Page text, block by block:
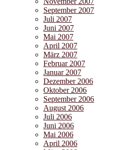
September 2007
Juli 2007
Juni 2007
Mai 2007
April 2007
März 2007
Februar 2007
Januar 2007
Dezember 2006
Oktober 2006
September 2006
August 2006
Juli 2006
Juni 2006
Mai 2006
April 2006